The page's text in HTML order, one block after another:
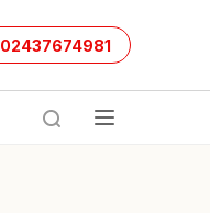
02437674981